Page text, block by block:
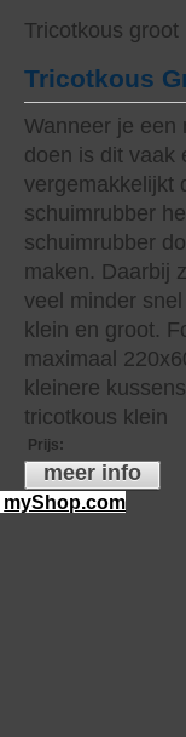
Tricotkous groot
Tricotkous
Wanneer je een
doen is dit vaak
vergemakkelijkt
schuimrubber
schuimrubber
maken. Daarbij
veel minder
klein en groot.
maximaal
kleinere
tricotkous klein
Prijs:
meer info
myShop.com